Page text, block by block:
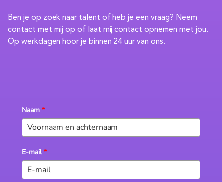
Ben je op zoek naar talent of heb je een vraag? Neem
contact met mij op of laat mij contact opnemen met jou.
Op werkdagen hoor je binnen 24 uur van ons.